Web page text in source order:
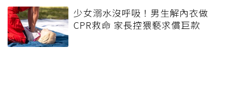
少女溺水沒呼吸！男生解內衣做
CPR救命 家長控猥褻求償巨款